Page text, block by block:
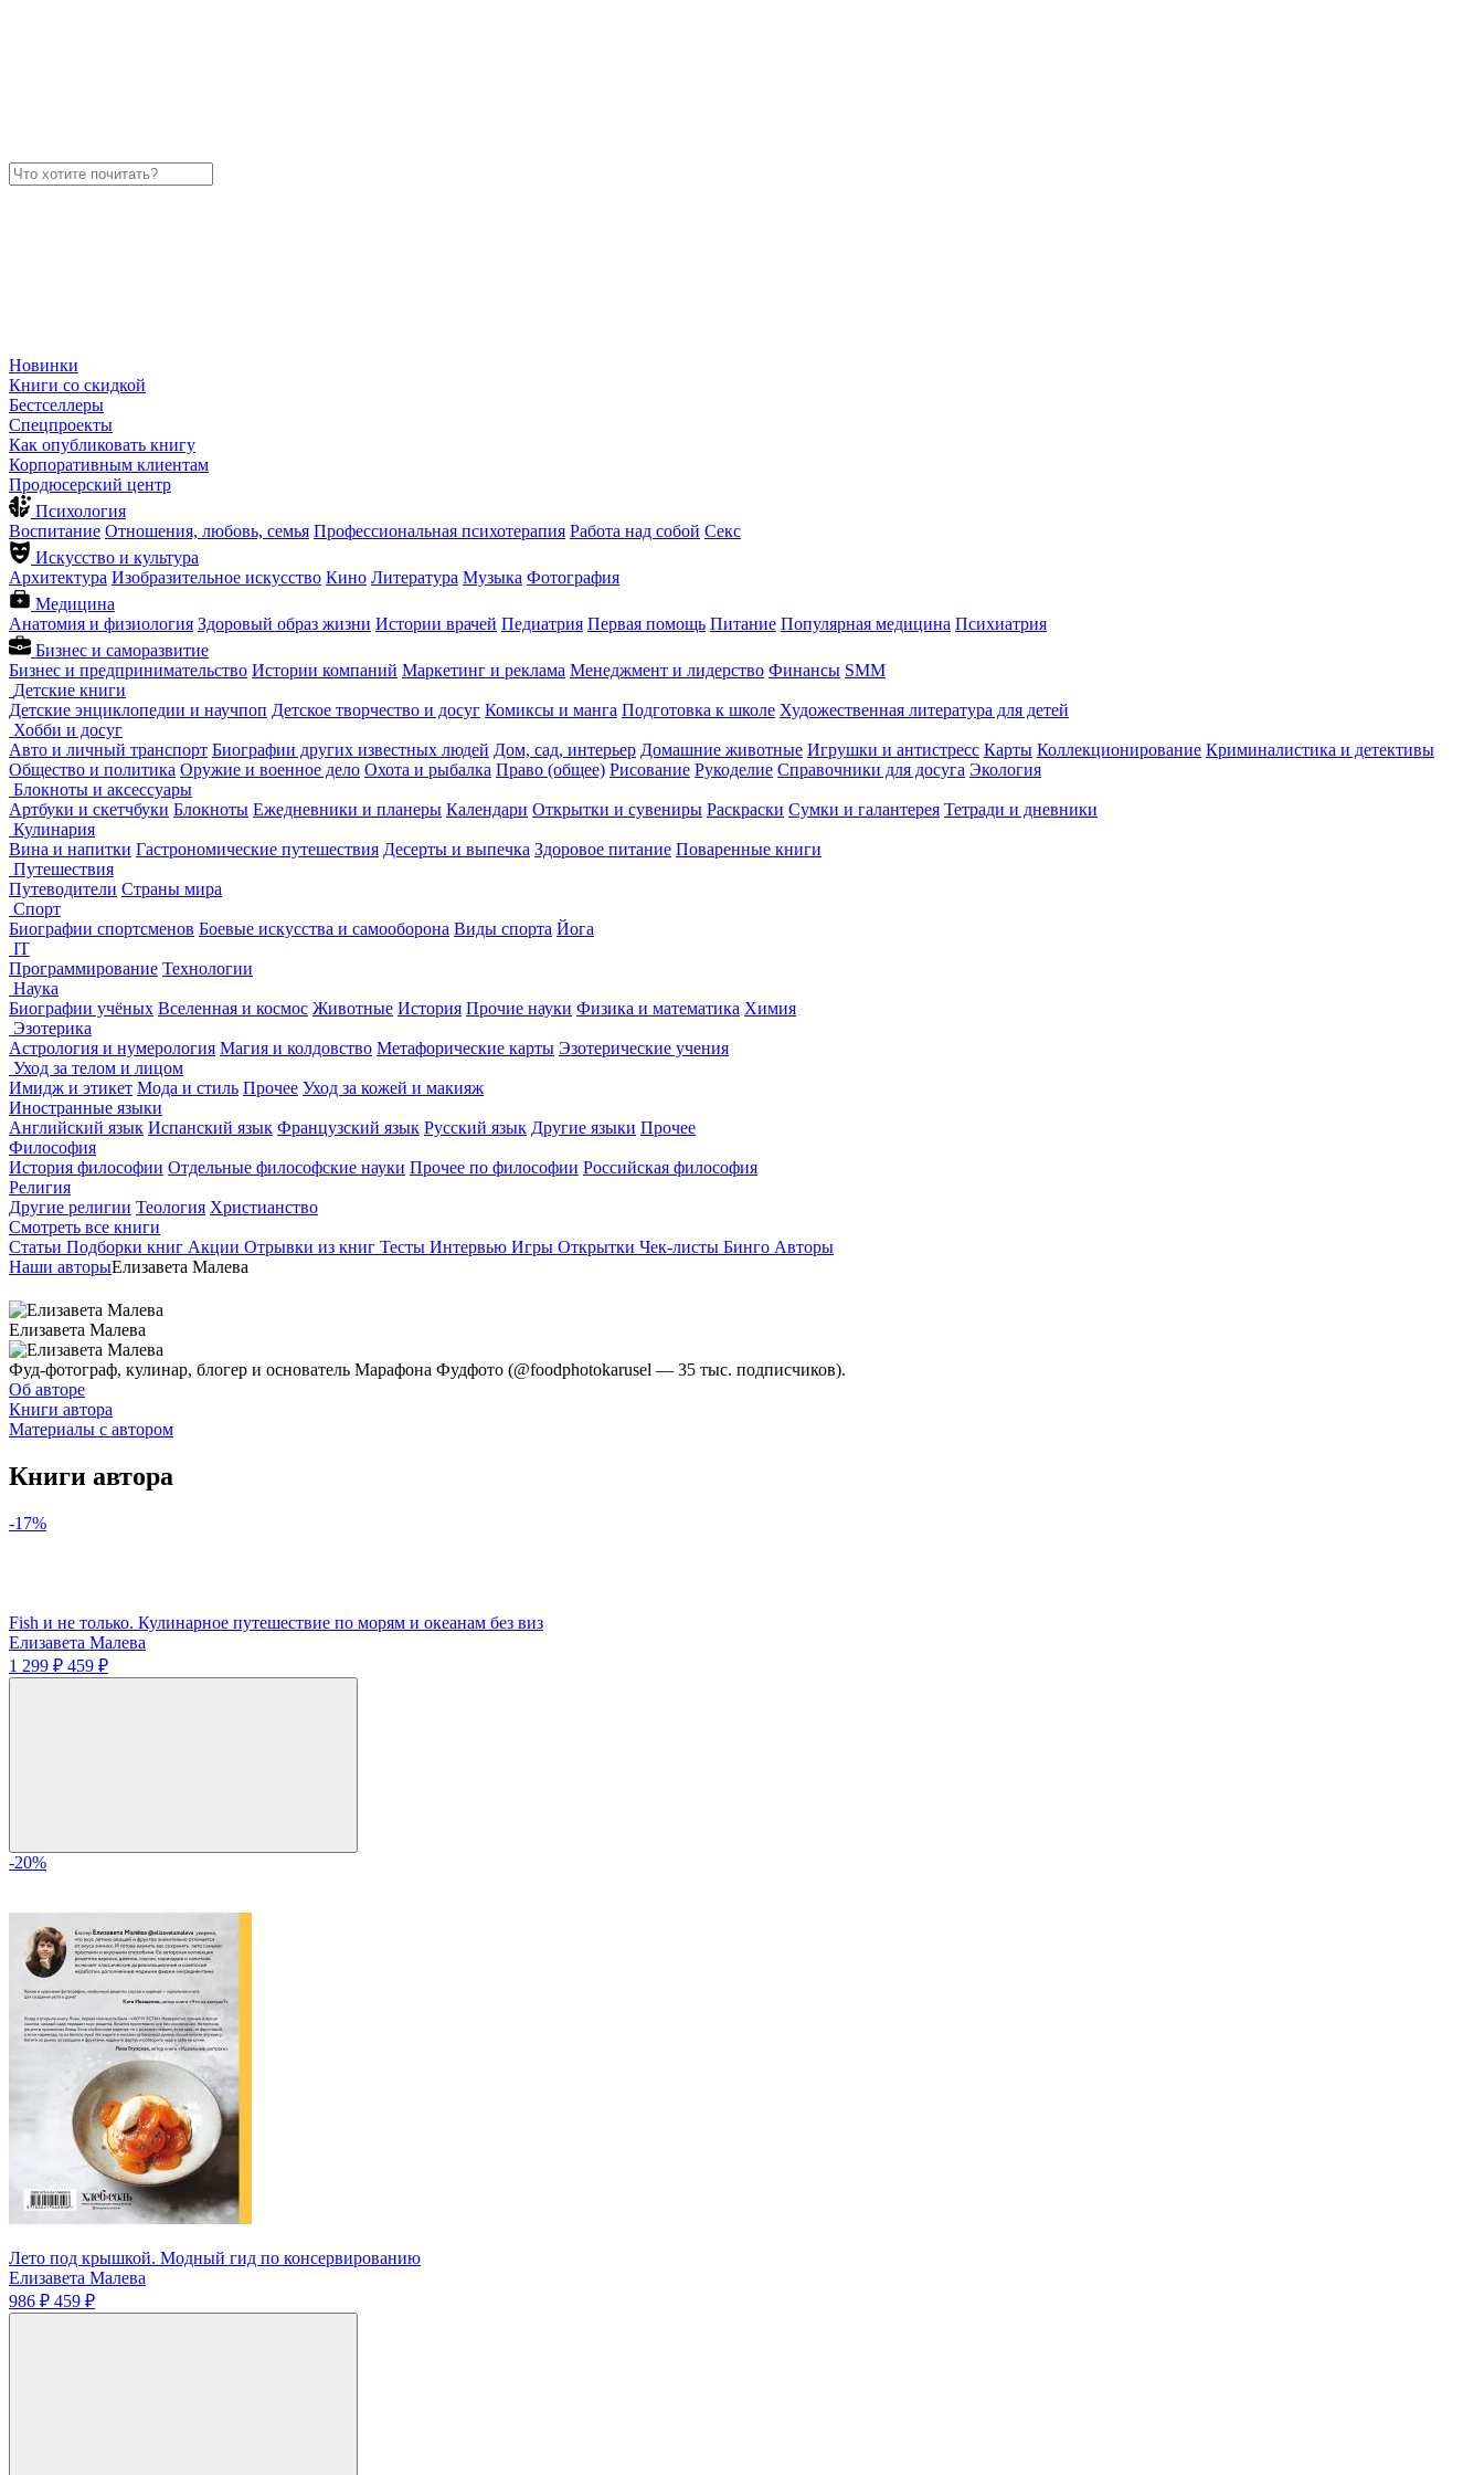
Новинки
Книги со скидкой
Бестселлеры
Спецпроекты
Как опубликовать книгу
Корпоративным клиентам
Продюсерский центр
Психология
Воспитание Отношения, любовь, семья Профессиональная психотерапия Работа над собой Секс
Искусство и культура
Архитектура Изобразительное искусство Кино Литература Музыка Фотография
Медицина
Анатомия и физиология Здоровый образ жизни Истории врачей Педиатрия Первая помощь Питание Популярная медицина Психиатрия
Бизнес и саморазвитие
Бизнес и предпринимательство Истории компаний Маркетинг и реклама Менеджмент и лидерство Финансы SMM
Детские книги
Детские энциклопедии и научпоп Детское творчество и досуг Комиксы и манга Подготовка к школе Художественная литература для детей
Хобби и досуг
Авто и личный транспорт Биографии других известных людей Дом, сад, интерьер Домашние животные Игрушки и антистресс Карты Коллекционирование Криминалистика и детективы
Общество и политика Оружие и военное дело Охота и рыбалка Право (общее) Рисование Рукоделие Справочники для досуга Экология
Блокноты и аксессуары
Артбуки и скетчбуки Блокноты Ежедневники и планеры Календари Открытки и сувениры Раскраски Сумки и галантерея Тетради и дневники
Кулинария
Вина и напитки Гастрономические путешествия Десерты и выпечка Здоровое питание Поваренные книги
Путешествия
Путеводители Страны мира
Спорт
Биографии спортсменов Боевые искусства и самооборона Виды спорта Йога
IT
Программирование Технологии
Наука
Биографии учёных Вселенная и космос Животные История Прочие науки Физика и математика Химия
Эзотерика
Астрология и нумерология Магия и колдовство Метафорические карты Эзотерические учения
Уход за телом и лицом
Имидж и этикет Мода и стиль Прочее Уход за кожей и макияж
Иностранные языки
Английский язык Испанский язык Французский язык Русский язык Другие языки Прочее
Философия
История философии Отдельные философские науки Прочее по философии Российская философия
Религия
Другие религии Теология Христианство
Смотреть все книги
Статьи Подборки книг Акции Отрывки из книг Тесты Интервью Игры Открытки Чек-листы Бинго Авторы
Наши авторыЕлизавета Малева
Елизавета Малева
Фуд-фотограф, кулинар, блогер и основатель Марафона Фудфото (@foodphotokarusel — 35 тыс. подписчиков).
Об авторе
Книги автора
Материалы с автором
Книги автора
-17%
Fish и не только. Кулинарное путешествие по морям и океанам без виз
Елизавета Малева
1 299 ₽ 459 ₽
-20%
Лето под крышкой. Модный гид по консервированию
Елизавета Малева
986 ₽ 459 ₽